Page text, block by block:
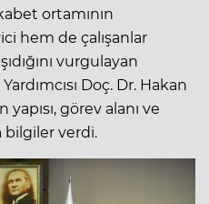
ortamının
hem de çalışanlar
vurgulayan
Doç. Dr. Hakan
görev alanı ve
bilgiler verdi.